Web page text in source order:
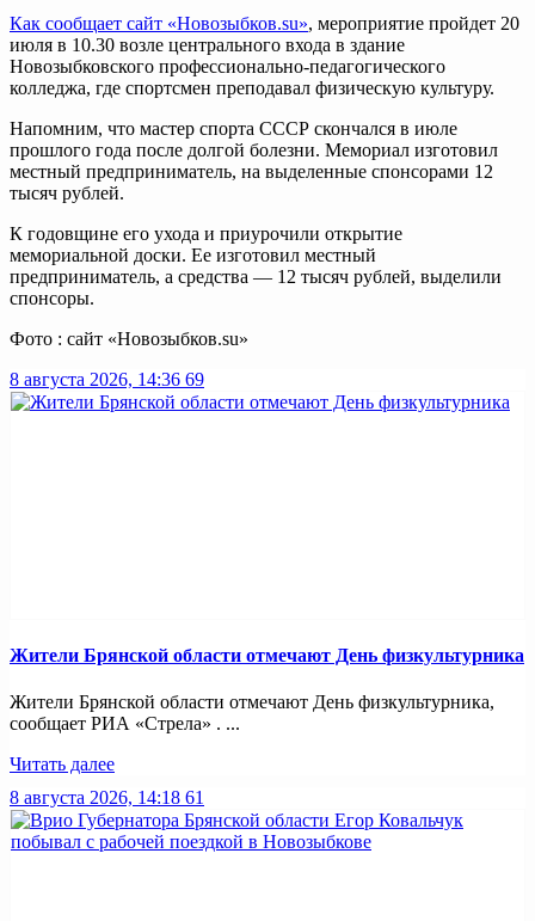
Как сообщает сайт «Новозыбков.su», мероприятие пройдет 20
июля в 10.30 возле центрального входа в здание
Новозыбковского профессионально-педагогического
колледжа, где спортсмен преподавал физическую культуру.
Напомним, что мастер спорта СССР скончался в июле
прошлого года после долгой болезни. Мемориал изготовил
местный предприниматель, на выделенные спонсорами 12
тысяч рублей.
К годовщине его ухода и приурочили открытие
мемориальной доски. Ее изготовил местный
предприниматель, а средства — 12 тысяч рублей, выделили
спонсоры.
Фото : сайт «Новозыбков.su»
8 августа 2026, 14:36 69
Жители Брянской области отмечают День физкультурника
Жители Брянской области отмечают День физкультурника,
сообщает РИА «Стрела» . ...
Читать далее
8 августа 2026, 14:18 61